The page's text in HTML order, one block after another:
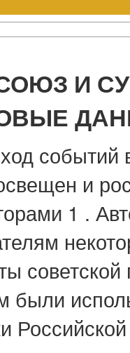
И
событий
и
1 .
были